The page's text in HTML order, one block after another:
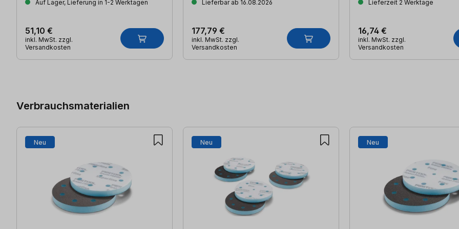
Auf Lager, Lieferung in 1-2 Werktagen
51,10 €
inkl. MwSt. zzgl.
Versandkosten
Lieferbar ab 16.08.2026
177,79 €
inkl. MwSt. zzgl.
Versandkosten
Lieferzeit 2 Werktage
16,74 €
inkl. MwSt. zzgl.
Versandkosten
Verbrauchsmaterialien
Neu Neu Neu